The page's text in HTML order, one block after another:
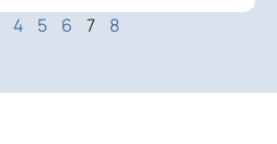
4 5 6 7 8